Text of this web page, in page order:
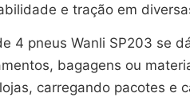
e tração em
4 pneus Wanli SP203 se
bagagens ou
carregando pacotes